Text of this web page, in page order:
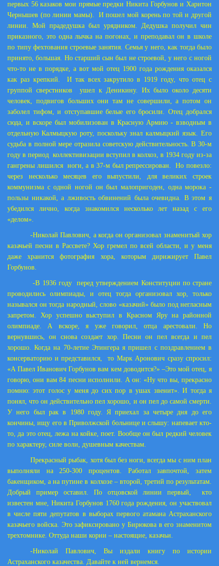
первых 56 казаков мои прямые предки Никита Горбунов и Харитон
Чернышев (по линии мамы). И пошел мой корень по той и другой
линии. Мой прадедушка был урядником. Дедушка получил чин
приказного, это одна лычка на погонах, и преподавал он в школе
по типу фехтования строевые занятия. Семья у него, как тогда было
принято, большая. Но старший сын был не строевой, у него с ногой
что-то не в порядке, а вот мой отец 1900 года рождения оказался
как раз крепкий. И так всех закрутило в 1919 году, что отец с
группой сверстников ушел к Деникину. Их было около десяти
человек, подвигов больших они там не совершили, а потом он
заболел тифом, и отступавшие белые его бросили. Отец добрался
сюда, и вскоре был мобилизован в Красную Армию - взводным в
отдельную Калмыцкую роту, поскольку знал калмыцкий язык. Его
судьба в полной мере отразила советскую действительность. В 30-м
году в период коллективизации вступил в колхоз, в 1934 году из-за
гангрены лишился ноги, а в 37-м был репрессирован. Но повезло:
через несколько месяцев его выпустили, для великих строек
коммунизма с одной ногой он был малопригоден, одна морока -
пользы никакой, а лживость обвинений была очевидна. В этом я
убедился лично, когда знакомился несколько лет назад с его
«делом».
-Николай Павлович, а когда он организовал знаменитый хор
казачьей песни в Рассвете? Хор гремел по всей области, и у меня
даже хранится фотография хора, которым дирижирует Павел
Горбунов.
-В 1936 году перед утверждением Конституции по стране
проводились олимпиады, и отец тогда организовал хор, только
назывался он тогда народный, слово «казачий» было под негласным
запретом. Хор успешно выступил в Красном Яру на районной
олимпиаде. А вскоре, я уже говорил, отца арестовали. Но
вернувшись, он снова создает хор. Песни он пел всегда и пел
хорошо. Когда на 70-летие Этингера я пришел с поздравлением в
консерваторию и представился, то Марк Аронович сразу спросил:
«А Павел Иванович Горбунов вам кем доводится?» –Это мой отец, я
говорю, они вам 84 песни исполнили. А он: «Ну что вы, прекрасно
помню: этот голос у меня до сих пор в ушах звенит». И тогда я
понял, что он действительно пел хорошо, и он пел до самой смерти.
У него был рак в 1980 году. Я приехал за четыре дня до его
кончины, ищу его в Приволжской больнице и слышу: напевает кто-
то, да это отец, лежа на койке, поет. Вообще он был редкий человек
по характеру, силе воли, душевным качествам.
Прекрасный рыбак, хотя был без ноги, всегда мы с ним план
выполняли на 250-300 процентов. Работал завпочтой, затем
бакенщиком, а на путине в колхозе – второй, третий по результатам.
Добрый пример оставил. По отцовской линии первый, кто
известен мне, Никита Горбунов 1760 года рождения, он участвовал
в числе пяти депутатов в выборах первого атамана Астраханского
казачьего войска. Это зафиксировано у Бирюкова в его знаменитом
трехтомнике. Оттуда наши корни – настоящие, казачьи.
-Николай Павлович, Вы издали книгу по истории
Астраханского казачества. Давайте к ней вернемся.